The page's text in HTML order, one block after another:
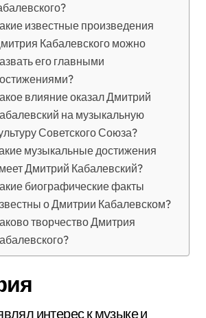
известные произведения
Кабалевского можно
его главными
влияние оказал Дмитрий
на музыкальную
Советского Союза?
музыкальные достижения
Дмитрий Кабалевский?
биографические факты
о Дмитрии Кабалевском?
творчество Дмитрия
интерес к музыке и